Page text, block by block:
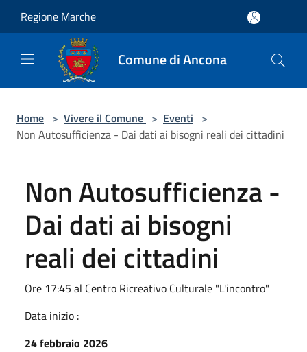
Regione Marche
Comune di Ancona
Home > Vivere il Comune > Eventi >
Non Autosufficienza - Dai dati ai bisogni reali dei cittadini
Non Autosufficienza -
Dai dati ai bisogni
reali dei cittadini
Ore 17:45 al Centro Ricreativo Culturale "L'incontro"
Data inizio :
24 febbraio 2026